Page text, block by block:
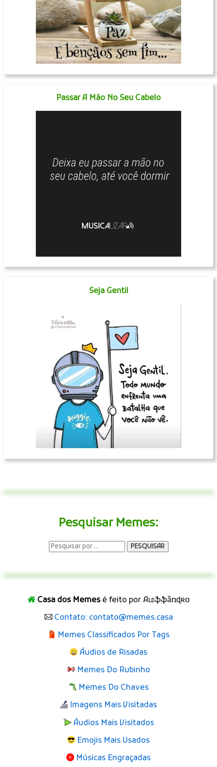
Passar A Mão No Seu Cabelo
Seja Gentil
Pesquisar Memes:
Casa dos Memesé feito por Aʟɛֆֆǟռɖʀօ
Contato: contato@memes.casa
Memes Classificados Por Tags
Áudios de Risadas
Memes Do Rubinho
Memes Do Chaves
Imagens Mais Visitadas
Áudios Mais Visitados
Emojis Mais Usados
Músicas Engraçadas